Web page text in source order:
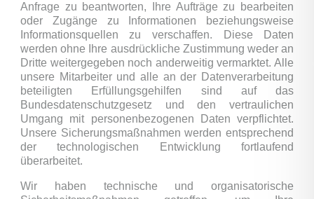
Anfrage zu beantworten, Ihre Aufträge zu bearbeiten
oder Zugänge zu Informationen beziehungsweise
Informationsquellen zu verschaffen. Diese Daten
werden ohne Ihre ausdrückliche Zustimmung weder an
Dritte weitergegeben noch anderweitig vermarktet. Alle
unsere Mitarbeiter und alle an der Datenverarbeitung
beteiligten Erfüllungsgehilfen sind auf das
Bundesdatenschutzgesetz und den vertraulichen
Umgang mit personenbezogenen Daten verpflichtet.
Unsere Sicherungsmaßnahmen werden entsprechend
der technologischen Entwicklung fortlaufend
überarbeitet.
Wir haben technische und organisatorische